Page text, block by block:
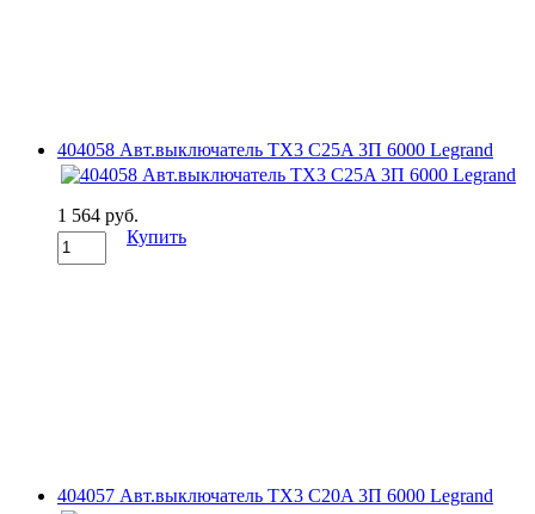
404058 Авт.выключатель TX3 C25A 3П 6000 Legrand
1 564 руб.
Купить
404057 Авт.выключатель TX3 C20A 3П 6000 Legrand